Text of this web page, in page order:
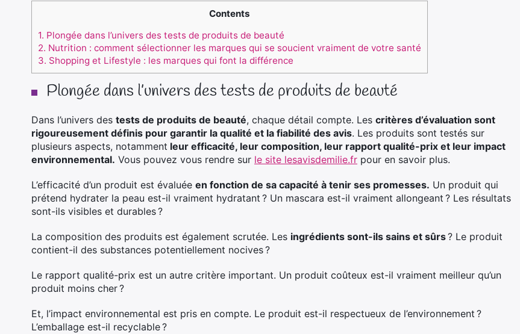
Contents
1. Plongée dans l’univers des tests de produits de beauté
2. Nutrition : comment sélectionner les marques qui se soucient vraiment de votre santé
3. Shopping et Lifestyle : les marques qui font la différence
Plongée dans l’univers des tests de produits de beauté
Dans l’univers des tests de produits de beauté, chaque détail compte. Les critères d’évaluation sont
rigoureusement définis pour garantir la qualité et la fiabilité des avis. Les produits sont testés sur
plusieurs aspects, notamment leur efficacité, leur composition, leur rapport qualité-prix et leur impact
environnemental. Vous pouvez vous rendre sur le site lesavisdemilie.fr pour en savoir plus.
L’efficacité d’un produit est évaluée en fonction de sa capacité à tenir ses promesses. Un produit qui
prétend hydrater la peau est-il vraiment hydratant ? Un mascara est-il vraiment allongeant ? Les résultats
sont-ils visibles et durables ?
La composition des produits est également scrutée. Les ingrédients sont-ils sains et sûrs? Le produit
contient-il des substances potentiellement nocives ?
Le rapport qualité-prix est un autre critère important. Un produit coûteux est-il vraiment meilleur qu’un
produit moins cher ?
Et, l’impact environnemental est pris en compte. Le produit est-il respectueux de l’environnement ?
L’emballage est-il recyclable ?